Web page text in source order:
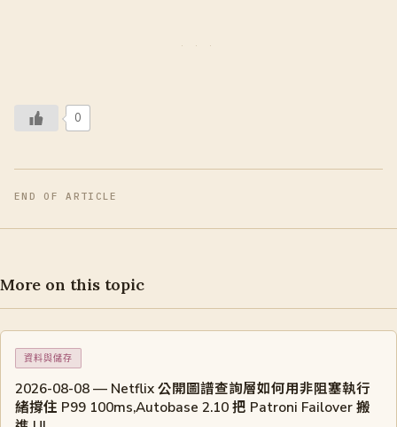
0
END OF ARTICLE
More on this topic
資料與儲存
2026-08-08 — Netflix 公開圖譜查詢層如何用非阻塞執行
緒撐住 P99 100ms,Autobase 2.10 把 Patroni Failover 搬